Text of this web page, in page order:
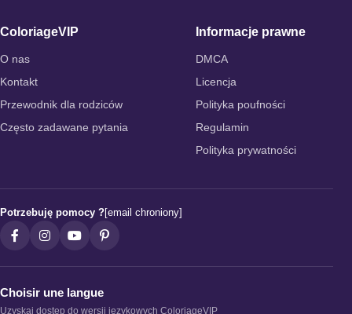
ColoriageVIP
O nas
Kontakt
Przewodnik dla rodziców
Często zadawane pytania
Informacje prawne
DMCA
Licencja
Polityka poufności
Regulamin
Polityka prywatności
Potrzebuję pomocy ?[email chroniony]
Choisir une langue
Uzyskaj dostęp do wersji językowych ColoriageVIP